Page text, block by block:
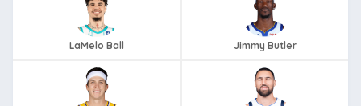
LaMelo Ball Jimmy Butler